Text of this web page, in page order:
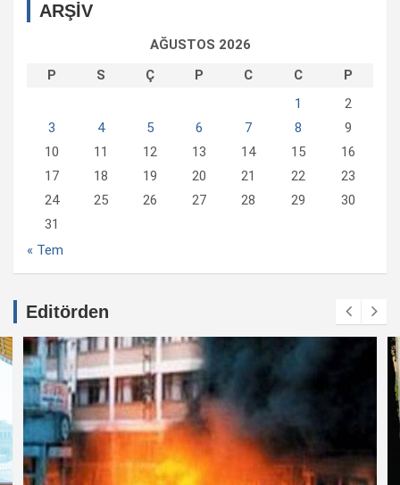
ARŞİV
AĞUSTOS 2026
P
S Ç P C C
P
1
2
3
4 5 6 7 8
9
10
11 12 13 14 15
16
17
18 19 20 21 22
23
24
25 26 27 28 29
30
31
« Tem
Editörden